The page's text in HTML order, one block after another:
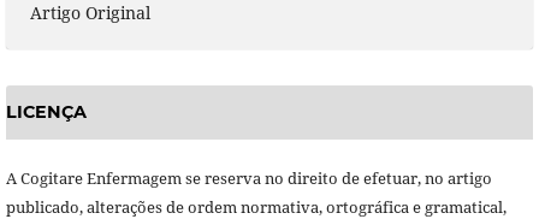
Artigo Original
LICENÇA
A Cogitare Enfermagem se reserva no direito de efetuar, no artigo
publicado, alterações de ordem normativa, ortográfica e gramatical,